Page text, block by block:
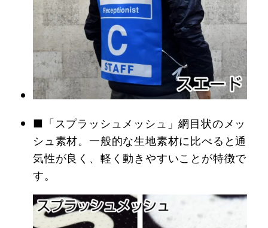
■「スプラッシュメッシュ」網目状のメッ
シュ素材。一般的な生地素材に比べると通
気性が良く、軽く動きやすいことが特徴で
す。